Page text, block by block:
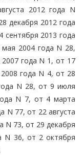
2012 года N
декабря 2012 года
сентября 2013 года
2004 года N 28,
года N 1, от 17
года N 4, от 28
N 28, от 9 июля
N 7, от 4 марта
N 77, от 22 августа
N 73, от 29 декабря
N 36, от 2 октября